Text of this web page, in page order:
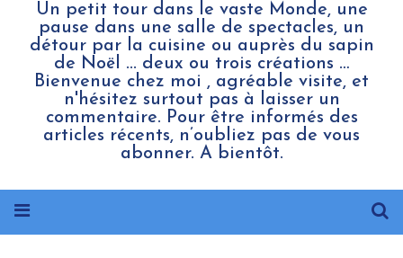
Un petit tour dans le vaste Monde, une
pause dans une salle de spectacles, un
détour par la cuisine ou auprès du sapin
de Noël ... deux ou trois créations …
Bienvenue chez moi , agréable visite, et
n'hésitez surtout pas à laisser un
commentaire. Pour être informés des
articles récents, n’oubliez pas de vous
abonner. A bientôt.